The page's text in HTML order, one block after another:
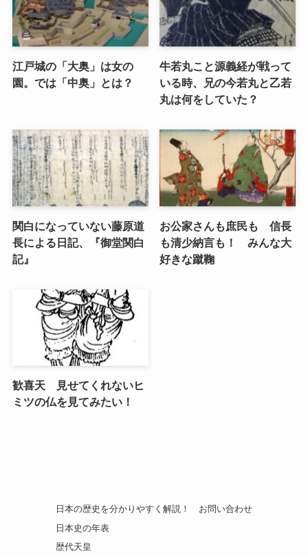
江戸城の「大奥」は女の
園。では「中奥」とは？
牛若丸こと源義経が戦って
いる時、兄の今若丸と乙若
丸は何をしていた？
関白になっていない藤原道
長による日記、『御堂関白
記』
お公家さんも庶民も 信長
も清少納言も！ みんな大
好きな蹴鞠
歓喜天 見せてくれないヒ
ミツの仏を見てみたい！
日本の歴史を分かりやすく解説！
日本史の年表
歴代天皇
お問い合わせ